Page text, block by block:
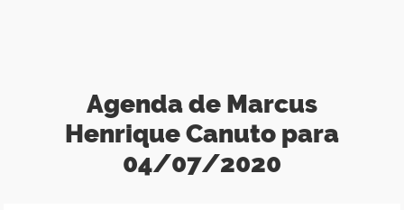
Agenda de Marcus
Henrique Canuto para
04/07/2020